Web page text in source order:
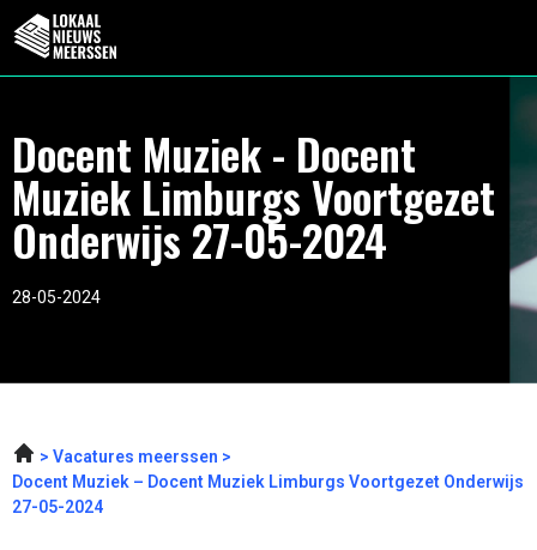
Docent Muziek - Docent
Muziek Limburgs Voortgezet
Onderwijs 27-05-2024
28-05-2024
Vacatures meerssen
Docent Muziek – Docent Muziek Limburgs Voortgezet Onderwijs
27-05-2024